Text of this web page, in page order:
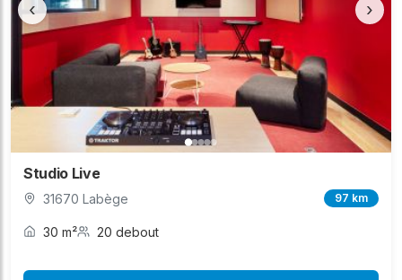
‹ ›
Studio Live
31670 Labège 97 km
30 m² 20 debout